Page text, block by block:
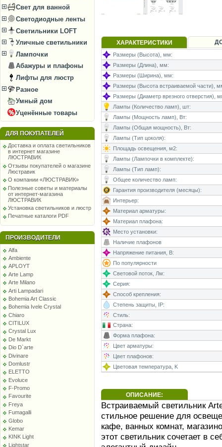
Свет для ванной
Светодиодные ленты
Светильники LOFT
Уличные светильники
Лампочки
Абажуры и плафоны
Лифты для люстр
Разное
Умный дом
Уценённые товары
ДЛЯ ПОКУПАТЕЛЕЙ
Доставка и оплата светильников
в интернет магазине
ЛЮСТРАВИК
Отзывы покупателей о магазине
Люстравик
О компании «ЛЮСТРАВИК»
Полезные советы и материалы
от интернет-магазина
ЛЮСТРАВИК
Установка светильников и люстр
Печатные каталоги PDF
ПРОИЗВОДИТЕЛИ
Alfa
Ambiente
APLOYT
Arte Lamp
Arte Milano
Arti Lampadari
Bohemia Art Classic
Bohemia Ivele Crystal
Chiaro
CITILUX
Crystal Lux
De Markt
Dio D`arte
Divinare
Domlustr
ELETTO
Evoluce
F-Promo
Favourite
Freya
Fumagalli
Globo
Kemar
KINK Light
Lightstar
ХАРАКТЕРИСТИКИ
Размеры (Высота), мм:
Размеры (Длина), мм:
Размеры (Ширина), мм:
Размеры (Высота встраиваемой части),
Размеры (Диаметр врезного отверстия),
Лампы (Количество ламп), шт:
Лампы (Мощность ламп), Вт:
Лампы (Общая мощность), Вт:
Лампы (Тип цоколя):
Площадь освещения, м2:
Лампы (Лампочки в комплекте):
Лампы (Тип ламп):
Общее количество ламп:
Гарантия производителя (месяцы):
Интерьер:
Материал арматуры:
Материал плафона:
Место установки:
Наличие плафонов
Напряжение питания, В:
По популярности
Световой поток, Лм:
Серия:
Способ крепления:
Степень защиты, IP:
Стиль:
Страна:
Форма плафона:
Цвет арматуры:
Цвет плафонов:
Цветовая температура, K
ОПИСАНИЕ:
Встраиваемый светильник
стильное решение для
кафе, ванных комнат,
этот светильник сочетает в